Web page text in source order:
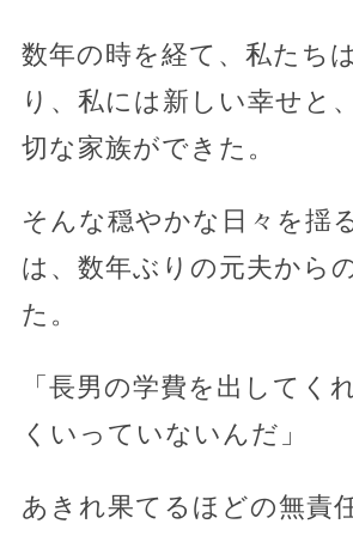
数年の時を経て、私たち
り、私には新しい幸せと
切な家族ができた。
そんな穏やかな日々を揺
は、数年ぶりの元夫から
た。
「長男の学費を出してく
くいっていないんだ」
あきれ果てるほどの無責